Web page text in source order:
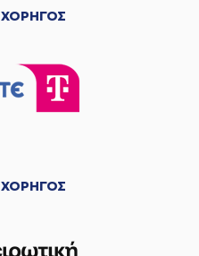
ΧΟΡΗΓΟΣ
ΧΟΡΗΓΟΣ